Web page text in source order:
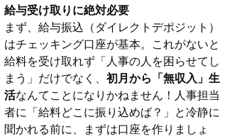
給与受け取りに絶対必要
まず、給与振込（ダイレクトデポジット）
はチェッキング口座が基本。これがないと
給料を受け取れず「人事の人を困らせてし
まう」だけでなく、 初月から「無収入」生
活なんてことになりかねません！人事担当
者に「給料どこに振り込めば？」と冷静に
聞かれる前に、まずは口座を作りましょ